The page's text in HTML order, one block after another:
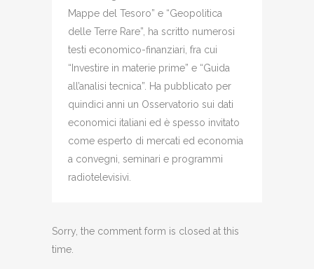
Mappe del Tesoro” e “Geopolitica
delle Terre Rare”, ha scritto numerosi
testi economico-finanziari, fra cui
“Investire in materie prime” e “Guida
all’analisi tecnica”. Ha pubblicato per
quindici anni un Osservatorio sui dati
economici italiani ed è spesso invitato
come esperto di mercati ed economia
a convegni, seminari e programmi
radiotelevisivi.
Sorry, the comment form is closed at this
time.